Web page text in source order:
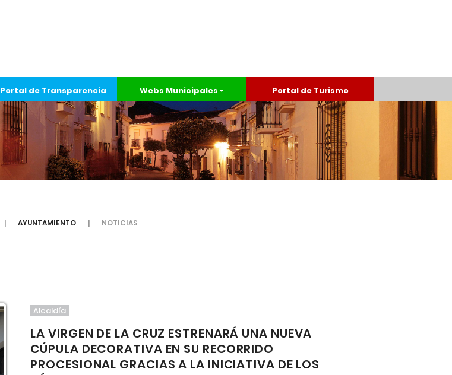
Portal de Transparencia Webs Municipales Portal de Turismo
AYUNTAMIENTO NOTICIAS
Alcaldía
LA VIRGEN DE LA CRUZ ESTRENARÁ UNA NUEVA
CÚPULA DECORATIVA EN SU RECORRIDO
PROCESIONAL GRACIAS A LA INICIATIVA DE LOS